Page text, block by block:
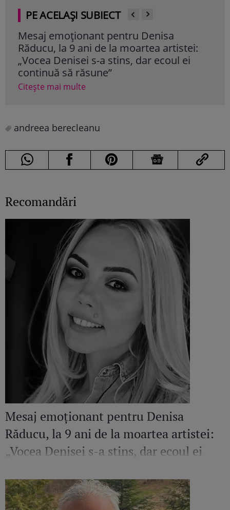
PE ACELAȘI SUBIECT
Mesaj emoționant pentru Denisa
Răducu, la 9 ani de la moartea artistei:
„Vocea Denisei s-a stins, dar ecoul ei
continuă să răsune”
Citește mai multe
andreea berecleanu
Recomandări
Mesaj emoționant pentru Denisa
Răducu, la 9 ani de la moartea artistei:
„Vocea Denisei s-a stins, dar ecoul ei